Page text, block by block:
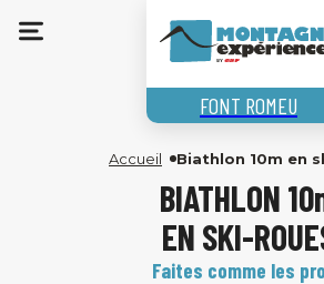
FONT ROMEU
Accueil Biathlon 10m en
BIATHLON
EN SKI-
Faites comme les